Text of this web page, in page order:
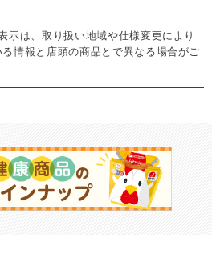
示は、取り扱い地域や仕様変更により
情報と店頭の商品とで異なる場合がご